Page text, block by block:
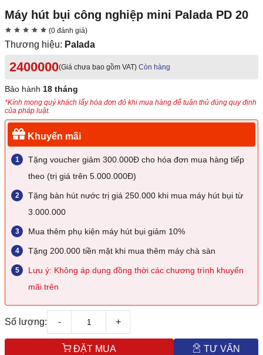
Máy hút bụi công nghiệp mini Palada PD 20
(0 đánh giá)
Thương hiệu: Palada
2400000(Giá chưa bao gồm VAT) Còn hàng
Bảo hành 18 tháng
*Kính mong quý khách lấy hóa đơn đỏ khi mua hàng để tuân thủ đúng quy định
của pháp luật.
Khuyến mãi
Tặng voucher giảm 300.000Đ cho hóa đơn mua hàng tiếp
theo (trị giá trên 5.000.000Đ)
Tặng bàn hút nước trị giá 250.000 khi mua máy hút bụi từ
3.000.000
Mua thêm phụ kiện máy hút bụi giảm 10%
Tặng 200.000 tiền mặt khi mua thêm máy chà sàn
Lưu ý: Không áp dụng đồng thời các chương trình khuyến
mãi trên
Số lượng: - +
ĐẶT MUA TƯ VẤN